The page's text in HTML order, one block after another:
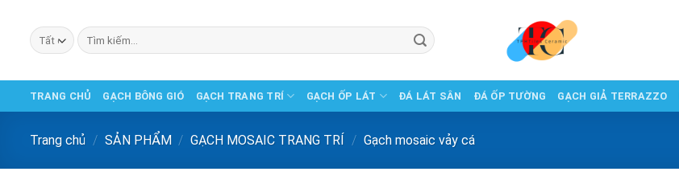
Tìm
kiếm:
TRANG CHỦ GẠCH BÔNG GIÓ GẠCH TRANG TRÍ GẠCH ỐP LÁT ĐÁ LÁT SÂN ĐÁ ỐP TƯỜNG GẠCH GIẢ TERRAZZO
Trang chủ / SẢN PHẨM / GẠCH MOSAIC TRANG TRÍ / Gạch mosaic vảy cá